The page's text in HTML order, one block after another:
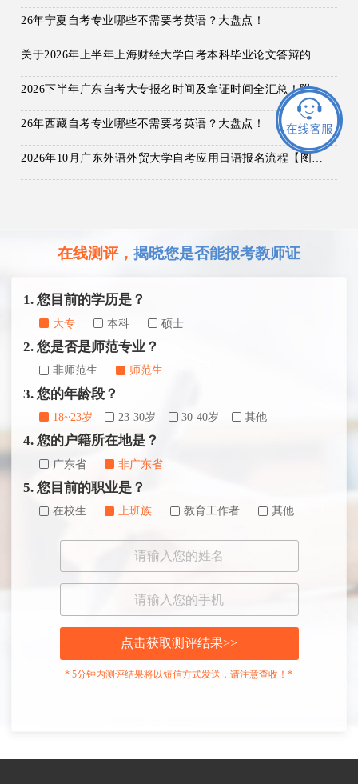
26年宁夏自考专业哪些不需要考英语？大盘点！
2026下半年广东自考大专报名时间及拿证时间全汇总！附新生报名指南
26年西藏自考专业哪些不需要考英语？大盘点！
在线测评， 揭晓您是否能报考教师证
1. 您目前的学历是？
大专 本科 硕士
2. 您是否是师范专业？
非师范生 师范生
3. 您的年龄段？
18~23岁 23-30岁 30-40岁 其他
4. 您的户籍所在地是？
广东省 非广东省
5. 您目前的职业是？
在校生 上班族 教育工作者 其他
点击获取测评结果>>
* 5分钟内测评结果将以短信方式发送，请注意查收！*